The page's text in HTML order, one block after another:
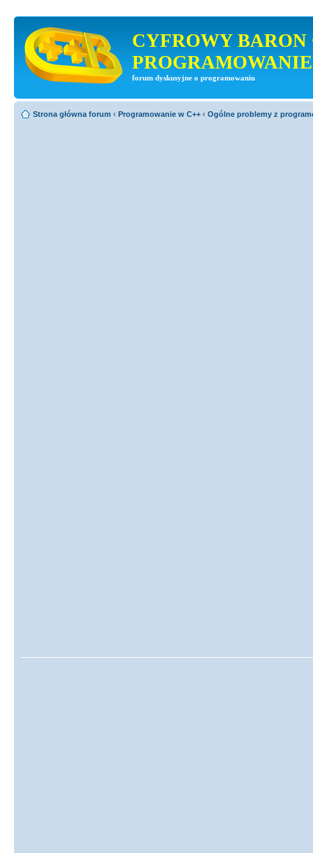
CYFROWY BARON
PROGRAMOWANIE
forum dyskusyjne o programowaniu
Strona główna forum ‹ Programowanie w C++ ‹ Ogólne problemy z